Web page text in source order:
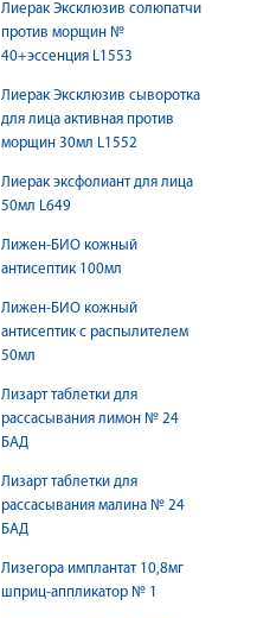
Лиерак Эксклюзив солюпатчи
против морщин №
40+эссенция L1553
Лиерак Эксклюзив сыворотка
для лица активная против
морщин 30мл L1552
Лиерак эксфолиант для лица
50мл L649
Лижен-БИО кожный
антисептик 100мл
Лижен-БИО кожный
антисептик с распылителем
50мл
Лизарт таблетки для
рассасывания лимон № 24
БАД
Лизарт таблетки для
рассасывания малина № 24
БАД
Лизегора имплантат 10,8мг
шприц-аппликатор № 1